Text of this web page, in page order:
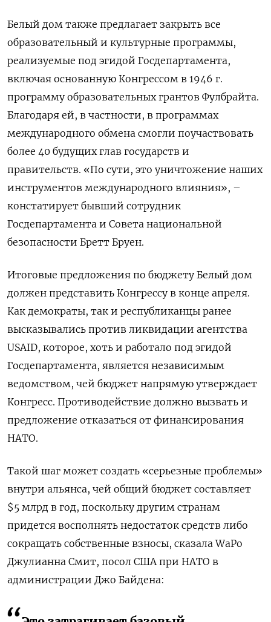
Белый дом также предлагает закрыть все
образовательный и культурные программы,
реализуемые под эгидой Госдепартамента,
включая основанную Конгрессом в 1946 г.
программу образовательных грантов Фулбрайта.
Благодаря ей, в частности, в программах
международного обмена смогли поучаствовать
более 40 будущих глав государств и
правительств. «По сути, это уничтожение наших
инструментов международного влияния», –
констатирует бывший сотрудник
Госдепартамента и Совета национальной
безопасности Бретт Бруен.
Итоговые предложения по бюджету Белый дом
должен представить Конгрессу в конце апреля.
Как демократы, так и республиканцы ранее
высказывались против ликвидации агентства
USAID, которое, хоть и работало под эгидой
Госдепартамента, является независимым
ведомством, чей бюджет напрямую утверждает
Конгресс. Противодействие должно вызвать и
предложение отказаться от финансирования
НАТО.
Такой шаг может создать «серьезные проблемы»
внутри альянса, чей общий бюджет составляет
$5 млрд в год, поскольку другим странам
придется восполнять недостаток средств либо
сокращать собственные взносы, сказала WaPo
Джулианна Смит, посол США при НАТО в
администрации Джо Байдена: